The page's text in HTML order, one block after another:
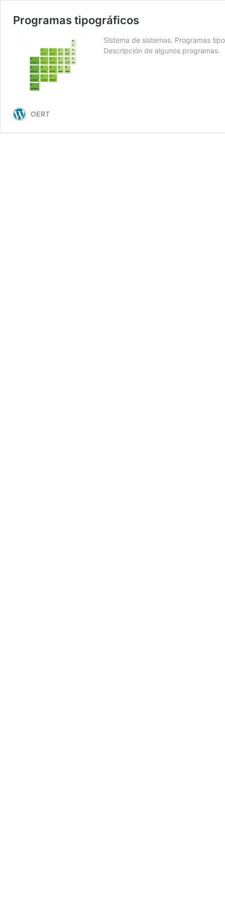
Programas tipográficos
Sistema de sistemas. Programas
Descripción de algunos programas.
OERT